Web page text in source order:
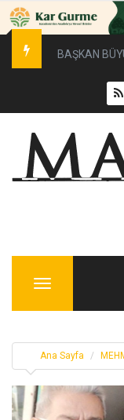
BAŞKAN
Menu
Ana Sayfa